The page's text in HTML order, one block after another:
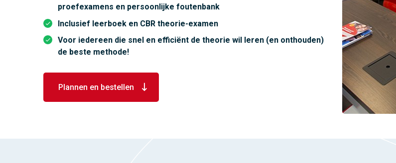
proefexamens en persoonlijke foutenbank
Inclusief leerboek en CBR theorie-examen
Voor iedereen die snel en efficiënt de theorie wil leren (en onthouden)
de beste methode!
Plannen en bestellen